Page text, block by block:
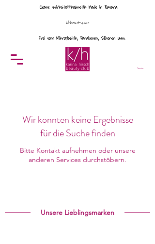
Cleane Wirkstoffkosmetik Made in Bavaria
khbeautycare
Frei von: Mikroplastik, Parabenen, Silikonen uvm.
Menü
Termine
Wir konnten keine Ergebnisse
für die Suche finden
Bitte Kontakt aufnehmen oder unsere
anderen Services durchstöbern.
Unsere Lieblingsmarken